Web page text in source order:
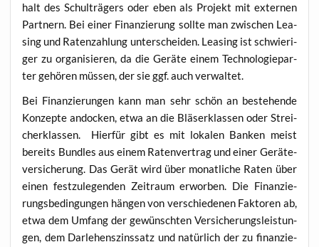
halt des Schul­trä­gers oder eben als Pro­jekt mit exter­nen
Part­nern. Bei einer Finan­zie­rung soll­te man zwi­schen Lea­
sing und Raten­zah­lung unter­schei­den. Lea­sing ist schwie­ri­
ger zu orga­ni­sie­ren, da die Gerä­te einem Tech­no­lo­gie­par­
ter gehö­ren müs­sen, der sie ggf. auch verwaltet.
Bei Finan­zie­run­gen kann man sehr schön an bestehen­de
Kon­zep­te ando­cken, etwa an die Blä­ser­klas­sen oder Strei­
cher­klas­sen. Hier­für gibt es mit loka­len Ban­ken meist
bereits Bund­les aus einem Raten­ver­trag und einer Gerä­te­
ver­si­che­rung. Das Gerät wird über monat­li­che Raten über
einen fest­zu­le­gen­den Zeit­raum erwor­ben. Die Finan­zie­
rungs­be­din­gun­gen hän­gen von ver­schie­de­nen Fak­to­ren ab,
etwa dem Umfang der gewünsch­ten Ver­si­che­rungs­leis­tun­
gen, dem Dar­le­hens­zins­satz und natür­lich der zu finan­zie­